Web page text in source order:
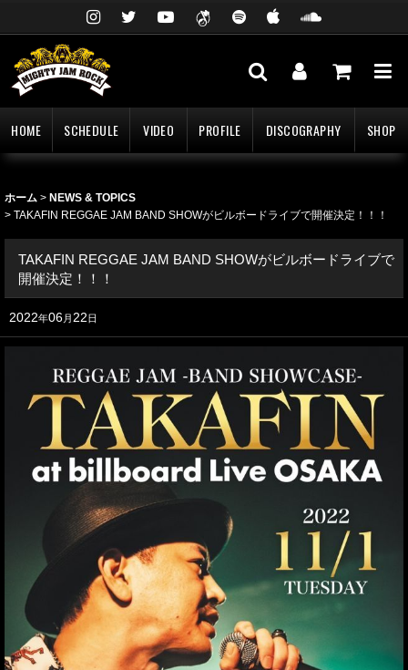
HOME SCHEDULE VIDEO PROFILE DISCOGRAPHY SHOP
ホーム > NEWS & TOPICS
> TAKAFIN REGGAE JAM BAND SHOWがビルボードライブで開催決定！！！
TAKAFIN REGGAE JAM BAND SHOWがビルボードライブで
開催決定！！！
2022年06月 22日